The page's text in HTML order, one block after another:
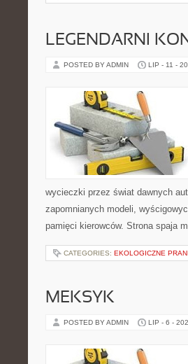
LEGENDARNI
POSTED BY ADMIN LIP - 11 -
wycieczki przez świat dawnych
zapomnianych modeli,
pamięci kierowców. Strona spaja
CATEGORIES: EKOLOGICZNE
MEKSYK
POSTED BY ADMIN LIP - 6 -